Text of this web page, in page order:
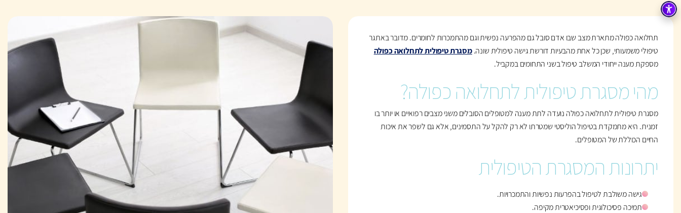
תחלואה כפולה מתארת מצב שבו אדם סובל גם מהפרעה נפשית וגם מהתמכרות לחומרים. מדובר באתגר
טיפולי משמעותי, שכן כל אחת מהבעיות דורשת גישה טיפולית שונה.מסגרת טיפולית לתחלואה כפולה
מספקת מענה ייחודי המשלב טיפול בשני התחומים במקביל.
מהי מסגרת טיפולית לתחלואה כפולה?
מסגרת טיפולית לתחלואה כפולה נועדה לתת מענה למטופלים הסובלים משני מצבים רפואיים או יותר בו
זמנית. היא מתמקדת בטיפול הוליסטי שמטרתו לא רק להקל על התסמינים, אלא גם לשפר את איכות
החיים הכוללת של המטופלים.
יתרונות המסגרת הטיפולית
גישה משולבת לטיפול בהפרעות נפשיות והתמכרויות.
תמיכה פסיכולוגית ופסיכיאטרית מקיפה.